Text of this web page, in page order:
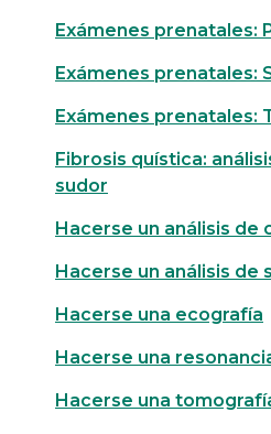
Exámenes prenatales:
Exámenes prenatales:
Exámenes prenatales:
Fibrosis quística:
sudor
Hacerse un análisis de
Hacerse un análisis de
Hacerse una ecografía
Hacerse una
Hacerse una